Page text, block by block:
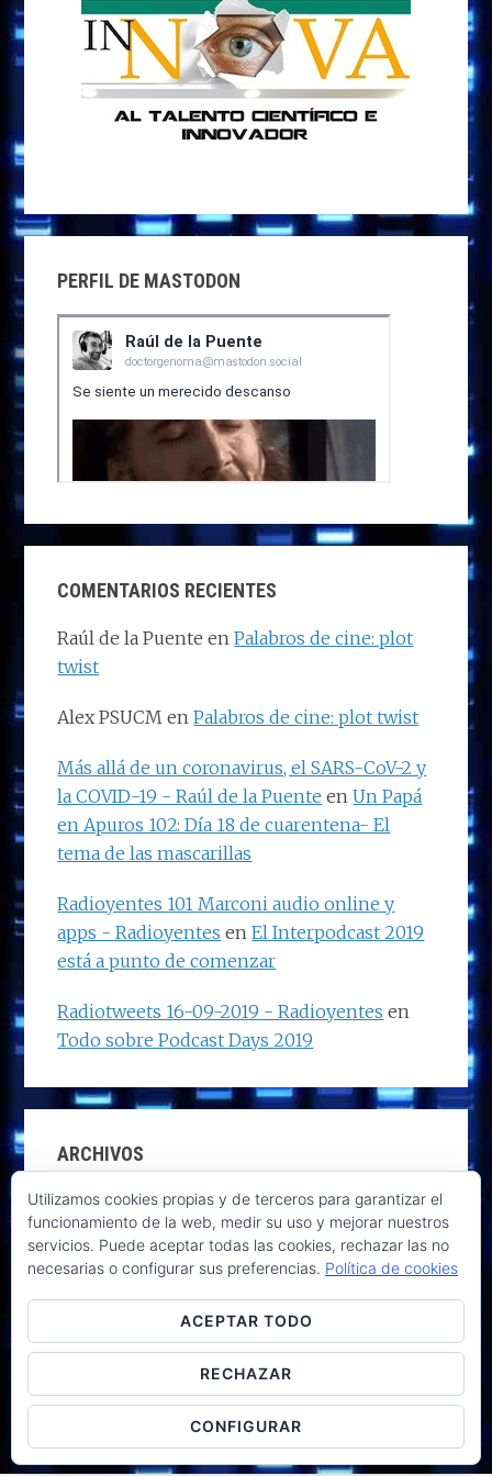
PERFIL DE MASTODON
COMENTARIOS RECIENTES
Raúl de la Puente enPalabros de cine: plot
twist
Alex PSUCM enPalabros de cine: plot twist
Más allá de un coronavirus, el SARS-CoV-2 y
la COVID-19 - Raúl de la Puente enUn Papá
en Apuros 102: Día 18 de cuarentena- El
tema de las mascarillas
Radioyentes 101 Marconi audio online y
apps - Radioyentes enEl Interpodcast 2019
está a punto de comenzar
Radiotweets 16-09-2019 - Radioyentes en
Todo sobre Podcast Days 2019
ARCHIVOS
Archivos
Utilizamos cookies propias y de terceros para garantizar el
funcionamiento de la web, medir su uso y mejorar nuestros
servicios. Puede aceptar todas las cookies, rechazar las no
necesarias o configurar sus preferencias. Política de cookies
ACEPTAR TODO
RECHAZAR
CONFIGURAR